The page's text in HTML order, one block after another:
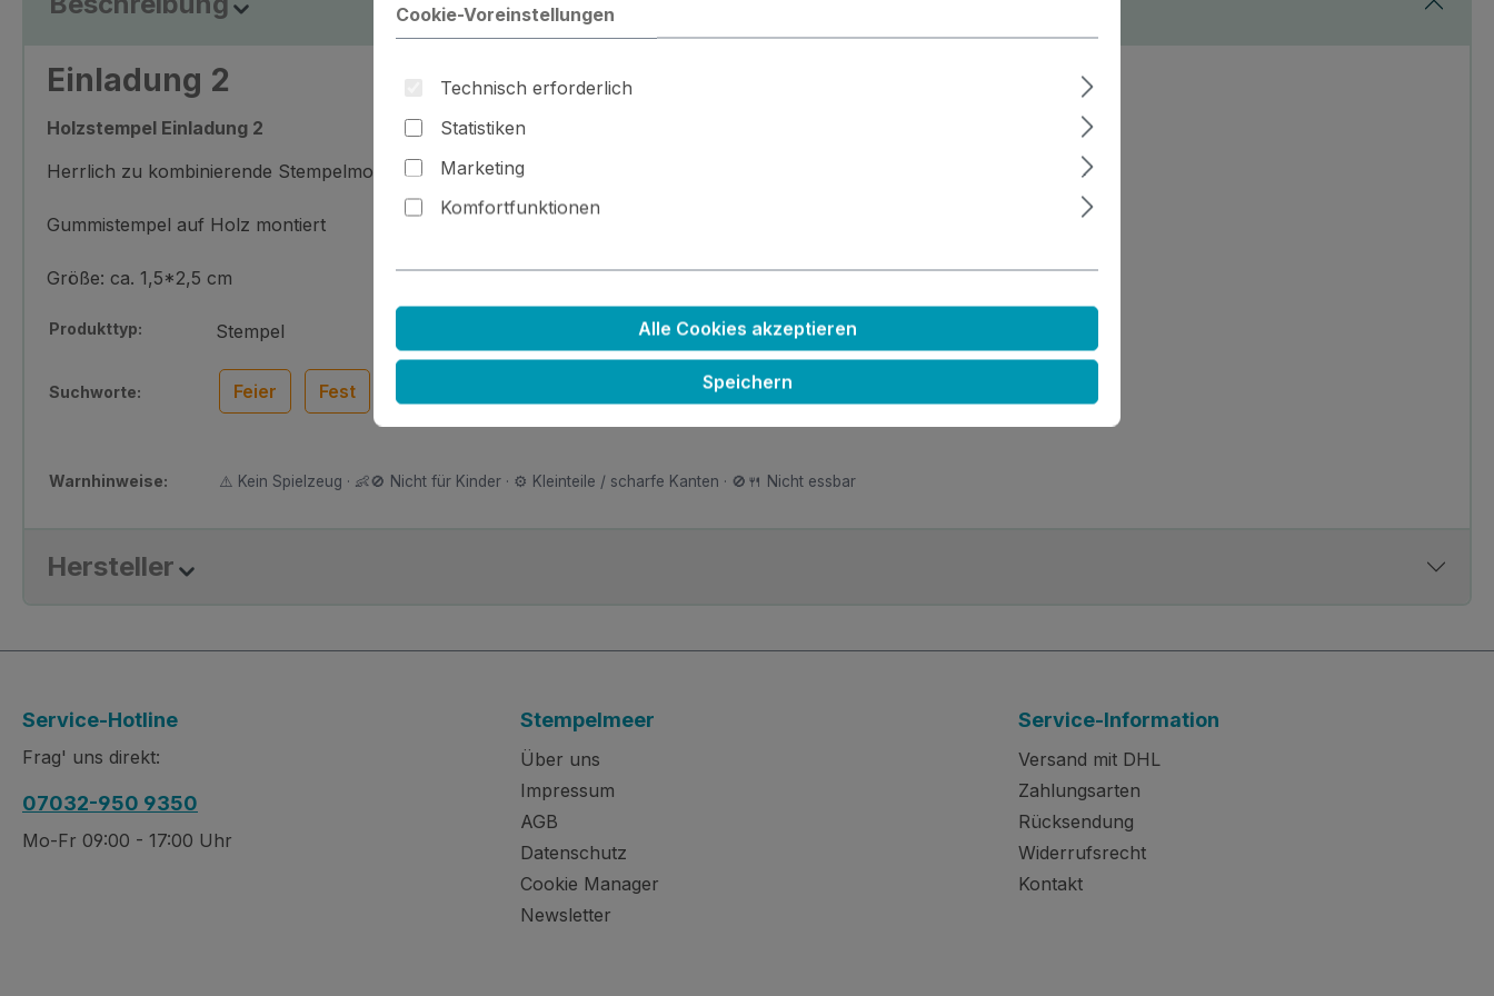
Einladung 2
Holzstempel Einladung 2
Herrlich zu kombinierende Stempelmotive für jede Gelegenheit!
Gummistempel auf Holz montiert
Größe: ca. 1,5*2,5 cm
Produkttyp: Stempel
Suchworte: Feier Fest
Warnhinweise: ⚠️ Kein Spielzeug · 👶🚫 Nicht für Kinder · ⚙️ Kleinteile / scharfe Kanten · 🚫🍴 Nicht essbar
Hersteller
Service-Hotline
Frag' uns direkt:
07032-950 9350
Mo-Fr 09:00 - 17:00 Uhr
Stempelmeer
Über uns
Impressum
AGB
Datenschutz
Cookie Manager
Newsletter
Service-Information
Versand mit DHL
Zahlungsarten
Rücksendung
Widerrufsrecht
Kontakt
Cookie-Voreinstellungen
Technisch erforderlich
Statistiken
Marketing
Komfortfunktionen
Alle Cookies akzeptieren
Speichern